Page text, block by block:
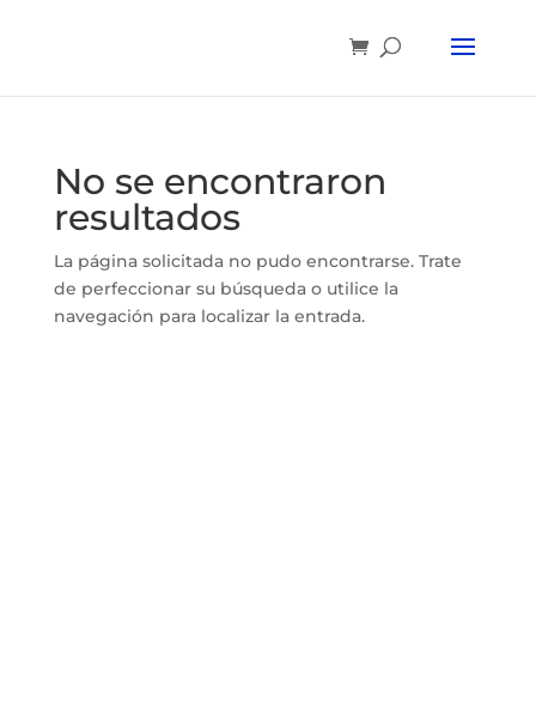
No se encontraron
resultados
La página solicitada no pudo encontrarse. Trate
de perfeccionar su búsqueda o utilice la
navegación para localizar la entrada.